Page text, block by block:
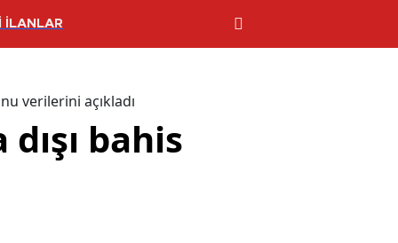
İLANLAR
verilerini açıkladı
bahis